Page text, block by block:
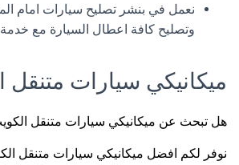
نعمل في بنشر تصليح سيارات امام
وتصليح كافة اعطال السيارة مع
ميكانيكي سيارات متنقل
هل تبحث عن ميكانيكي سيارات متنقل
نوفر لكم افضل ميكانيكي سيارات متنقل